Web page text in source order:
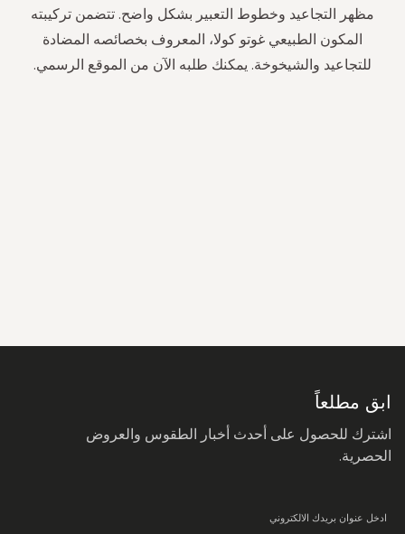
مظهر التجاعيد وخطوط التعبير بشكل واضح. تتضمن تركيبته
المكون الطبيعي غوتو كولا، المعروف بخصائصه المضادة
للتجاعيد والشيخوخة. يمكنك طلبه الآن من الموقع الرسمي.
ابق مطلعاً
اشترك للحصول على أحدث أخبار الطقوس والعروض
الحصرية.